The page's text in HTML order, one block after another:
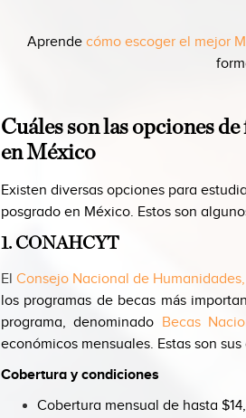
Aprende cómo escoger el mejor
Cuáles son las opciones
en México
Existen diversas opciones para
posgrado en México. Estos son
1. CONAHCYT
El Consejo Nacional de
los programas de becas más
programa, denominado Becas
económicos mensuales. Estas son
Cobertura y condiciones
Cobertura mensual de hasta